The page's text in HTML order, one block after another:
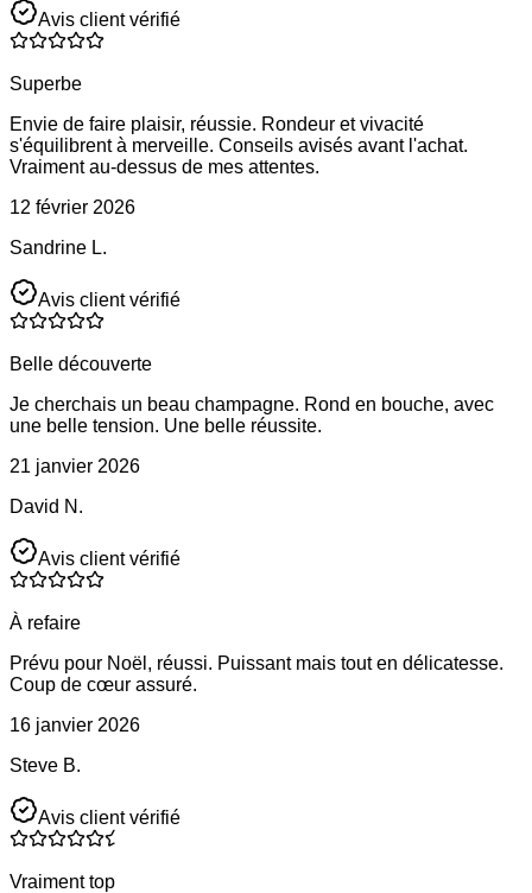
Avis client vérifié
Superbe
Envie de faire plaisir, réussie. Rondeur et vivacité
s'équilibrent à merveille. Conseils avisés avant l'achat.
Vraiment au-dessus de mes attentes.
12 février 2026
Sandrine L.
Avis client vérifié
Belle découverte
Je cherchais un beau champagne. Rond en bouche, avec
une belle tension. Une belle réussite.
21 janvier 2026
David N.
Avis client vérifié
À refaire
Prévu pour Noël, réussi. Puissant mais tout en délicatesse.
Coup de cœur assuré.
16 janvier 2026
Steve B.
Avis client vérifié
Vraiment top